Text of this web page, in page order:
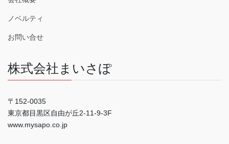
ノベルティ
お問い合せ
株式会社まいさぽ
〒152-0035
東京都目黒区自由が丘2-11-9-3F
www.mysapo.co.jp